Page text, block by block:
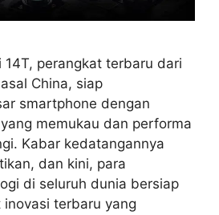
14T, perangkat terbaru dari
China, siap
smartphone dengan
memukau dan performa
Kabar kedatangannya
dan kini, para
di seluruh dunia bersiap
terbaru yang